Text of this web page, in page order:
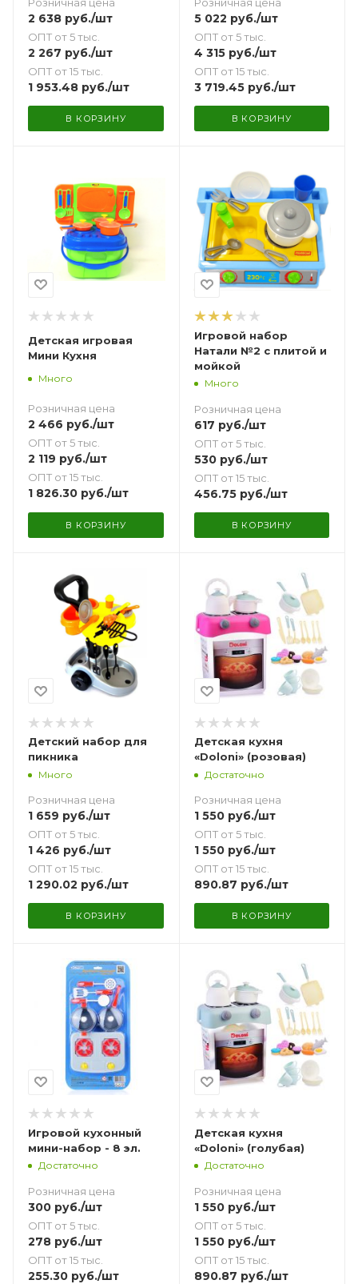
2 638 руб./шт
ОПТ от 5 тыс.
2 267 руб./шт
ОПТ от 15 тыс.
1 953.48 руб./шт
В КОРЗИНУ
5 022 руб./шт
ОПТ от 5 тыс.
4 315руб./шт
ОПТ от 15 тыс.
3 719.45руб./шт
В КОРЗИНУ
Детская игровая
Мини Кухня
Много
Розничная цена
2 466 руб./шт
ОПТ от 5 тыс.
2 119 руб./шт
ОПТ от 15 тыс.
1 826.30 руб./шт
В КОРЗИНУ
Игровой набор
Натали №2 с плитой и
мойкой
Много
Розничная цена
617 руб./шт
ОПТ от 5 тыс.
530руб./шт
ОПТ от 15 тыс.
456.75руб./шт
В КОРЗИНУ
Детский набор для
пикника
Много
Розничная цена
1 659 руб./шт
ОПТ от 5 тыс.
1 426 руб./шт
ОПТ от 15 тыс.
1 290.02 руб./шт
В КОРЗИНУ
Детская кухня
«Doloni» (розовая)
Достаточно
Розничная цена
1 550руб./шт
ОПТ от 5 тыс.
1 550руб./шт
ОПТ от 15 тыс.
890.87 руб./шт
В КОРЗИНУ
Игровой кухонный
мини-набор - 8 эл.
Достаточно
Розничная цена
300 руб./шт
ОПТ от 5 тыс.
278 руб./шт
ОПТ от 15 тыс.
255.30 руб./шт
Детская кухня
«Doloni» (голубая)
Достаточно
Розничная цена
1 550руб./шт
ОПТ от 5 тыс.
1 550руб./шт
ОПТ от 15 тыс.
890.87 руб./шт